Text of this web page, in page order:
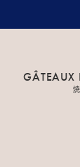
GÂTEAUX